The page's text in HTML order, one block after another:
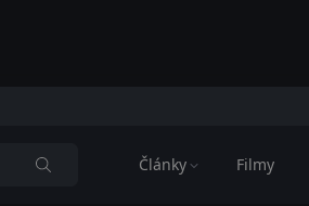
Články Filmy